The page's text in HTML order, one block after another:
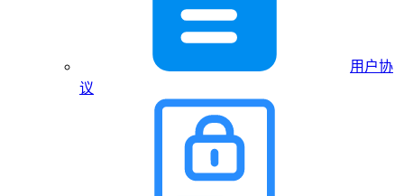
用户协
议